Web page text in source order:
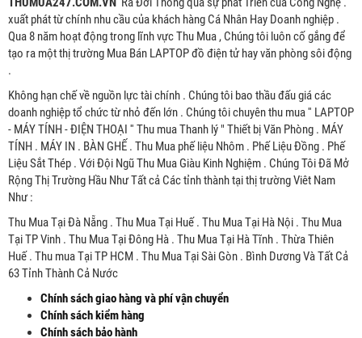
xuất phát từ chính nhu cầu của khách hàng Cá Nhân Hay Doanh nghiệp .
Qua 8 năm hoạt động trong lĩnh vực Thu Mua , Chúng tôi luôn cố gắng để
tạo ra một thị trường Mua Bán LAPTOP đồ điện tử hay văn phòng sôi động
.
Không hạn chế về nguồn lực tài chính . Chúng tôi bao thầu đấu giá các
doanh nghiệp tổ chức từ nhỏ đến lớn . Chúng tôi chuyên thu mua '' LAPTOP
- MÁY TÍNH - ĐIỆN THOẠI '' Thu mua Thanh lý " Thiết bị Văn Phòng . MÁY
TÍNH . MÁY IN . BÀN GHẾ . Thu Mua phế liệu Nhôm . Phế Liệu Đồng . Phế
Liệu Sắt Thép . Với Đội Ngũ Thu Mua Giàu Kinh Nghiệm . Chúng Tôi Đã Mở
Rộng Thị Trường Hầu Như Tất cả Các tỉnh thành tại thị trường Viêt Nam
Như :
Thu Mua Tại Đà Nẵng . Thu Mua Tại Huế . Thu Mua Tại Hà Nội . Thu Mua
Tại TP Vinh . Thu Mua Tại Đông Hà . Thu Mua Tại Hà Tĩnh . Thừa Thiên
Huế . Thu mua Tại TP HCM . Thu Mua Tại Sài Gòn . Bình Dương Và Tất Cả
63 Tỉnh Thành Cả Nước
Chính sách giao hàng và phí vận chuyển
Chính sách kiểm hàng
Chính sách bảo hành